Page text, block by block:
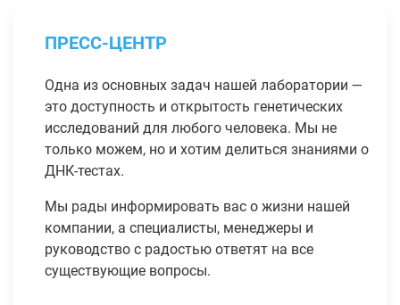
ПРЕСС-ЦЕНТР
Одна из основных задач нашей лаборатории —
это доступность и открытость генетических
исследований для любого человека. Мы не
только можем, но и хотим делиться знаниями о
ДНК-тестах.
Мы рады информировать вас о жизни нашей
компании, а специалисты, менеджеры и
руководство с радостью ответят на все
существующие вопросы.